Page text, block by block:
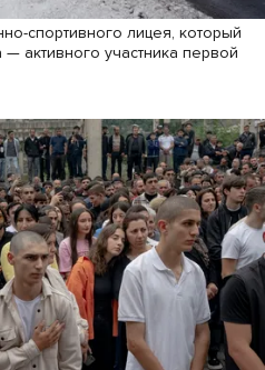
спортивного лицея, который
активного участника первой